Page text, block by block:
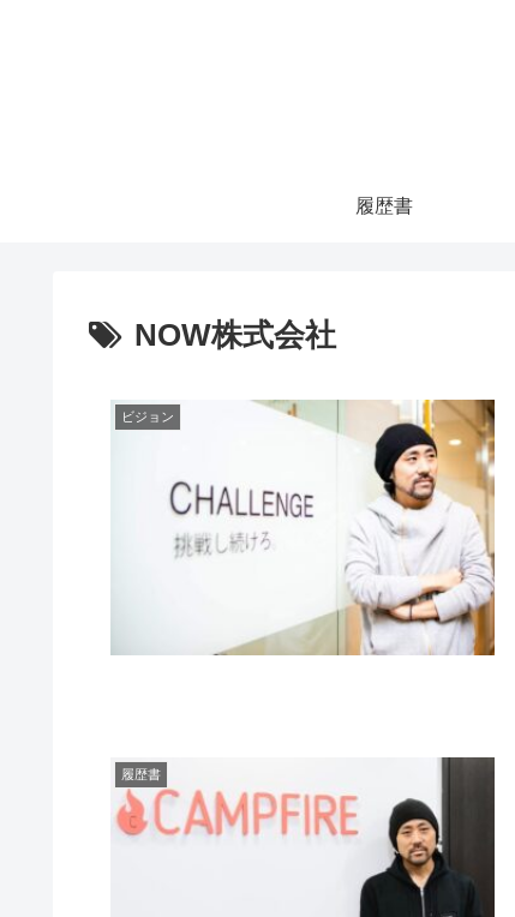
履歴書
NOW株式会社
ビジョン
履歴書